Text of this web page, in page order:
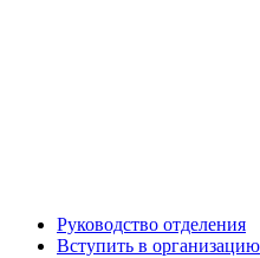
Руководство отделения
Вступить в организацию